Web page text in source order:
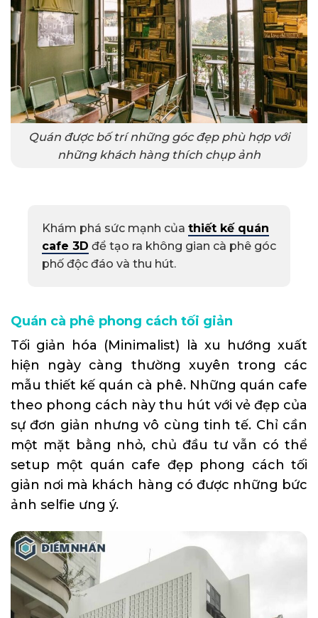
Quán được bố trí những góc đẹp phù hợp với
những khách hàng thích chụp ảnh
Khám phá sức mạnh của thiết kế quán
cafe 3D để tạo ra không gian cà phê góc
phố độc đáo và thu hút.
Quán cà phê phong cách tối giản
Tối giản hóa (Minimalist) là xu hướng xuất
hiện ngày càng thường xuyên trong các
mẫu thiết kế quán cà phê. Những quán cafe
theo phong cách này thu hút với vẻ đẹp của
sự đơn giản nhưng vô cùng tinh tế. Chỉ cần
một mặt bằng nhỏ, chủ đầu tư vẫn có thể
setup một quán cafe đẹp phong cách tối
giản nơi mà khách hàng có được những bức
ảnh selfie ưng ý.